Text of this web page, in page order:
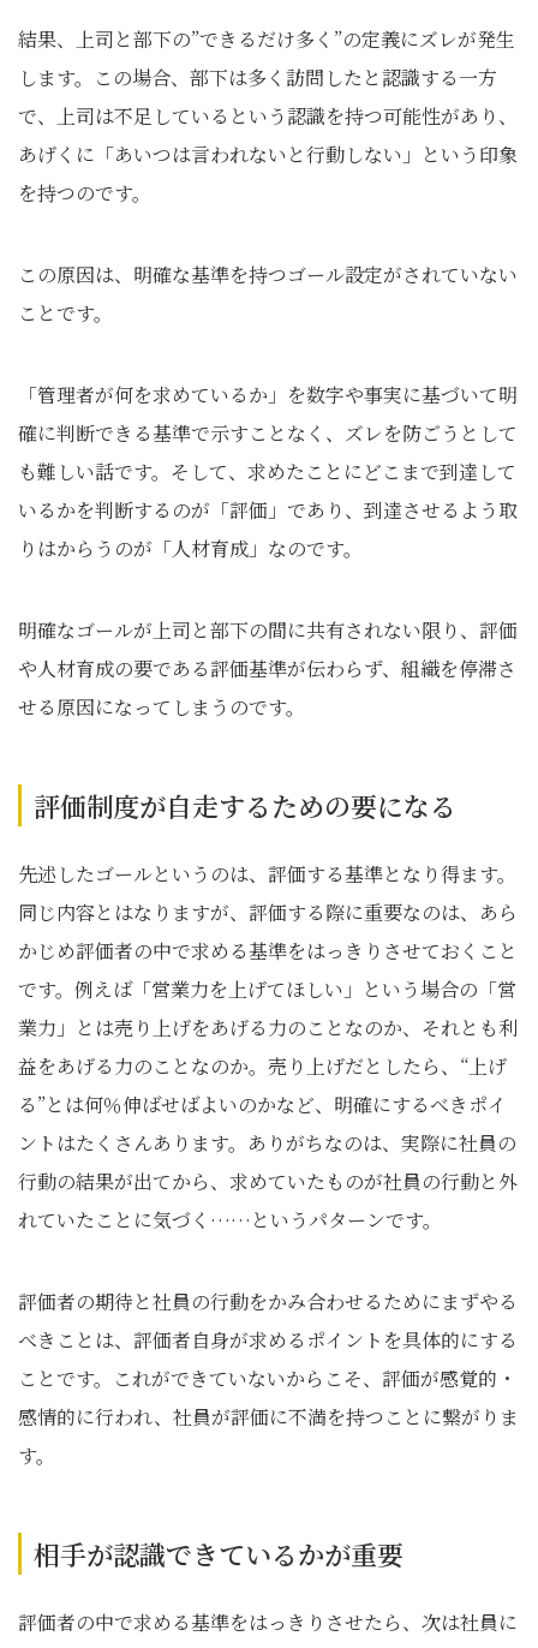
結果、上司と部下の”できるだけ多く”の定義にズレが発生
します。この場合、部下は多く訪問したと認識する一方
で、上司は不足しているという認識を持つ可能性があり、
あげくに「あいつは言われないと行動しない」という印象
を持つのです。
この原因は、明確な基準を持つゴール設定がされていない
ことです。
「管理者が何を求めているか」を数字や事実に基づいて明
確に判断できる基準で示すことなく、ズレを防ごうとして
も難しい話です。そして、求めたことにどこまで到達して
いるかを判断するのが「評価」であり、到達させるよう取
りはからうのが「人材育成」なのです。
明確なゴールが上司と部下の間に共有されない限り、評価
や人材育成の要である評価基準が伝わらず、組織を停滞さ
せる原因になってしまうのです。
評価制度が自走するための要になる
先述したゴールというのは、評価する基準となり得ます。
同じ内容とはなりますが、評価する際に重要なのは、あら
かじめ評価者の中で求める基準をはっきりさせておくこと
です。例えば「営業力を上げてほしい」という場合の「営
業力」とは売り上げをあげる力のことなのか、それとも利
益をあげる力のことなのか。売り上げだとしたら、“上げ
る”とは何％伸ばせばよいのかなど、明確にするべきポイ
ントはたくさんあります。ありがちなのは、実際に社員の
行動の結果が出てから、求めていたものが社員の行動と外
れていたことに気づく……というパターンです。
評価者の期待と社員の行動をかみ合わせるためにまずやる
べきことは、評価者自身が求めるポイントを具体的にする
ことです。これができていないからこそ、評価が感覚的・
感情的に行われ、社員が評価に不満を持つことに繋がりま
す。
相手が認識できているかが重要
評価者の中で求める基準をはっきりさせたら、次は社員に